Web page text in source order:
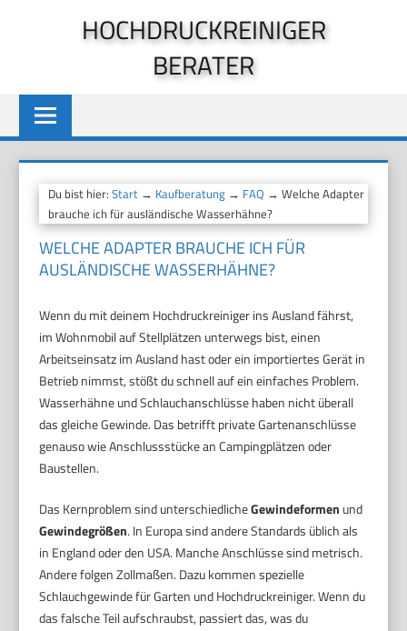
HOCHDRUCKREINIGER
BERATER
Du bist hier:Start → Kaufberatung → FAQ → Welche Adapter
brauche ich für ausländische Wasserhähne?
WELCHE ADAPTER BRAUCHE ICH FÜR
AUSLÄNDISCHE WASSERHÄHNE?
Wenn du mit deinem Hochdruckreiniger ins Ausland fährst,
im Wohnmobil auf Stellplätzen unterwegs bist, einen
Arbeitseinsatz im Ausland hast oder ein importiertes Gerät in
Betrieb nimmst, stößt du schnell auf ein einfaches Problem.
Wasserhähne und Schlauchanschlüsse haben nicht überall
das gleiche Gewinde. Das betrifft private Gartenanschlüsse
genauso wie Anschlussstücke an Campingplätzen oder
Baustellen.
Das Kernproblem sind unterschiedlicheGewindeformen und
Gewindegrößen. In Europa sind andere Standards üblich als
in England oder den USA. Manche Anschlüsse sind metrisch.
Andere folgen Zollmaßen. Dazu kommen spezielle
Schlauchgewinde für Garten und Hochdruckreiniger. Wenn du
das falsche Teil aufschraubst, passiert das, was du